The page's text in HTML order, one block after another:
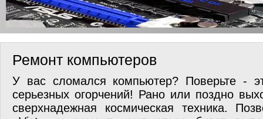
Ремонт компьютеров
У вас сломался компьютер? Поверьте -
серьезных огорчений! Рано или поздно
сверхнадежная космическая техника.